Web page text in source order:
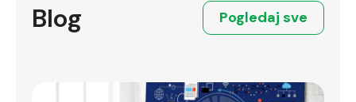
Blog Pogledaj sve